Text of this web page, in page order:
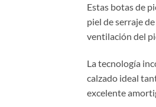
Estas botas de
piel de serraje
ventilación del
La tecnología
calzado ideal
excelente